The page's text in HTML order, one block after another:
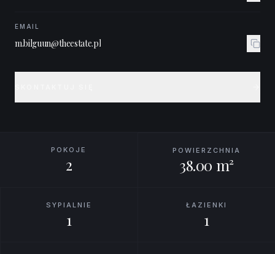
EMAIL
m.bilguun@theestate.pl
POKOJE
2
POWIERZCHNIA
38.00 m²
SYPIALNIE
1
ŁAZIENKI
1